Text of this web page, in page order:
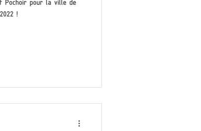
Pochoir pour la ville de
!